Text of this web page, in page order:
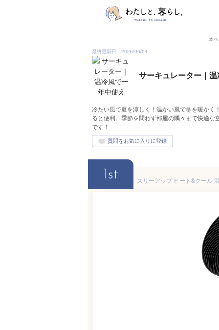
本
最終更新日：2026/06/04
サーキュレーター｜
冷たい風で夏を涼しく！温かい風で冬を暖か
ると便利。季節を問わず部屋の隅々まで快適
です！
1st